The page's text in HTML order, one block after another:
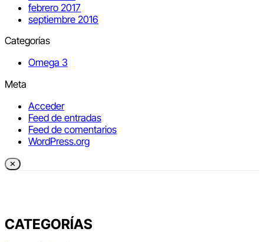
febrero 2017
septiembre 2016
Categorías
Omega 3
Meta
Acceder
Feed de entradas
Feed de comentarios
WordPress.org
✕
CATEGORÍAS